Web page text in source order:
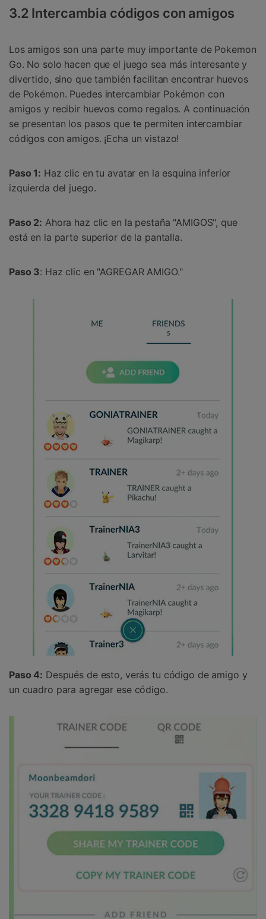
3.2 Intercambia códigos con amigos
Los amigos son una parte muy importante de Pokemon
Go. No solo hacen que el juego sea más interesante y
divertido, sino que también facilitan encontrar huevos
de Pokémon. Puedes intercambiar Pokémon con
amigos y recibir huevos como regalos. A continuación
se presentan los pasos que te permiten intercambiar
códigos con amigos. ¡Echa un vistazo!
Paso 1: Haz clic en tu avatar en la esquina inferior
izquierda del juego.
Paso 2: Ahora haz clic en la pestaña "AMIGOS", que
está en la parte superior de la pantalla.
Paso 3: Haz clic en "AGREGAR AMIGO."
Paso 4: Después de esto, verás tu código de amigo y
un cuadro para agregar ese código.